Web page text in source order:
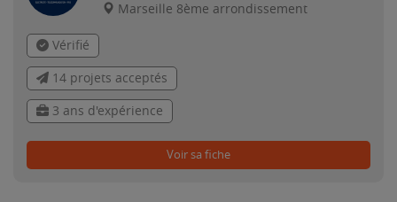
Marseille 8ème arrondissement
Vérifié
14 projets acceptés
3 ans d'expérience
Voir sa fiche